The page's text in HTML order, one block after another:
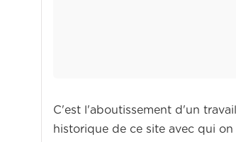
C'est l'aboutissement d'un
historique de ce site avec qui